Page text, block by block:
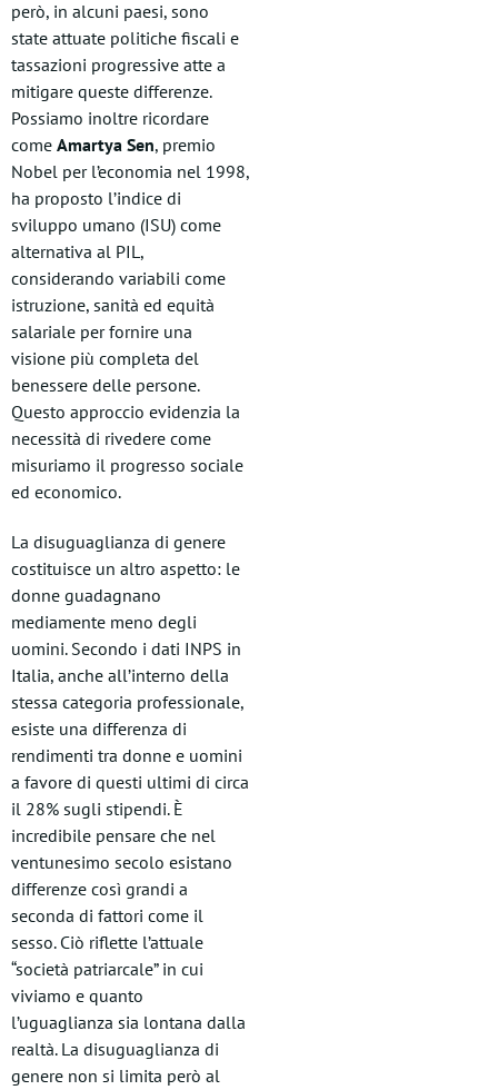
però, in alcuni paesi, sono
state attuate politiche fiscali e
tassazioni progressive atte a
mitigare queste differenze.
Possiamo inoltre ricordare
come Amartya Sen, premio
Nobel per l’economia nel 1998,
ha proposto l’indice di
sviluppo umano (ISU) come
alternativa al PIL,
considerando variabili come
istruzione, sanità ed equità
salariale per fornire una
visione più completa del
benessere delle persone.
Questo approccio evidenzia la
necessità di rivedere come
misuriamo il progresso sociale
ed economico.
La disuguaglianza di genere
costituisce un altro aspetto: le
donne guadagnano
mediamente meno degli
uomini. Secondo i dati INPS in
Italia, anche all’interno della
stessa categoria professionale,
esiste una differenza di
rendimenti tra donne e uomini
a favore di questi ultimi di circa
il 28% sugli stipendi. È
incredibile pensare che nel
ventunesimo secolo esistano
differenze così grandi a
seconda di fattori come il
sesso. Ciò riflette l’attuale
“società patriarcale” in cui
viviamo e quanto
l’uguaglianza sia lontana dalla
realtà. La disuguaglianza di
genere non si limita però al